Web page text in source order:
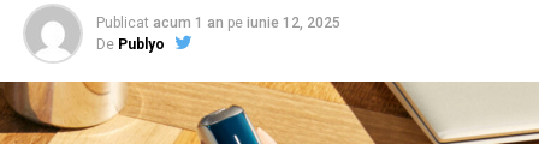
Publicat acum 1 an pe iunie 12, 2025
De Publyo